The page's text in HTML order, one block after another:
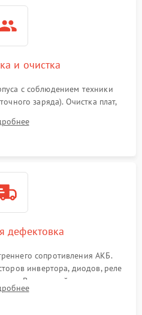
и очистка
с соблюдением техники
заряда). Очистка плат,
перегрева и замыканий.
дефектовка
сопротивления АКБ.
инвертора, диодов, реле
Визуальный поиск вздутых
на печатной плате.